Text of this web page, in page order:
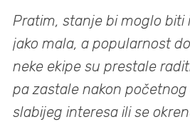
Pratim, stanje bi moglo biti
jako mala, a popularnost
neke ekipe su prestale
pa zastale nakon
slabijeg interesa ili se